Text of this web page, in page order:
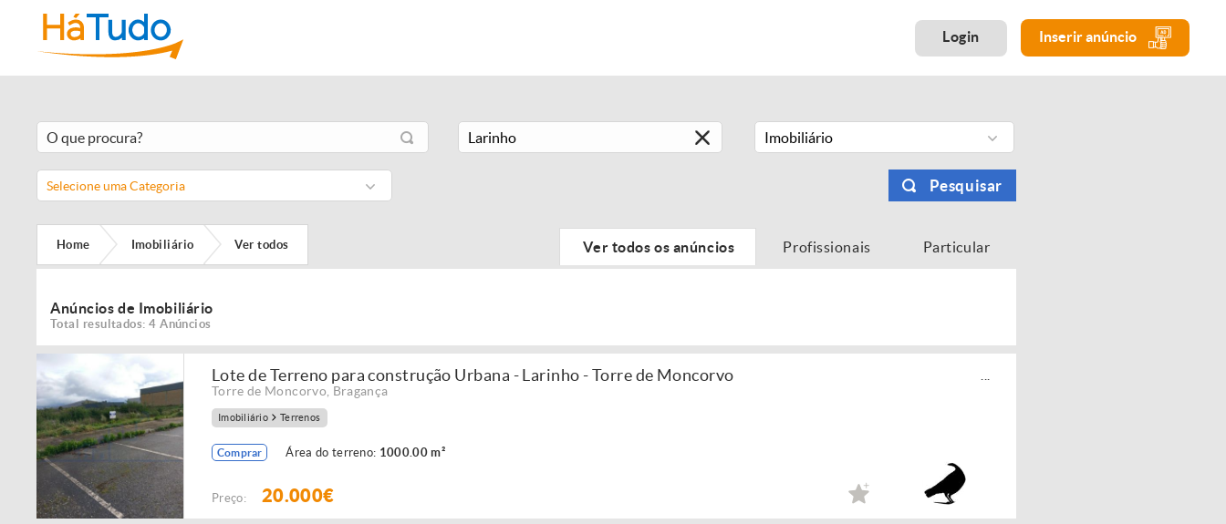
Login Inserir anúncio
Imobiliário
Selecione uma Categoria Pesquisar
Home Imobiliário Ver todos Ver todos os anúncios Profissionais Particular
Anúncios de Imobiliário
Total resultados: 4 Anúncios
Lote de Terreno para construção Urbana - Larinho - Torre de Moncorvo
Torre de Moncorvo Bragança
Imobiliário Terrenos
Comprar Área do terreno: 1000.00 m²
Preço: 20.000€